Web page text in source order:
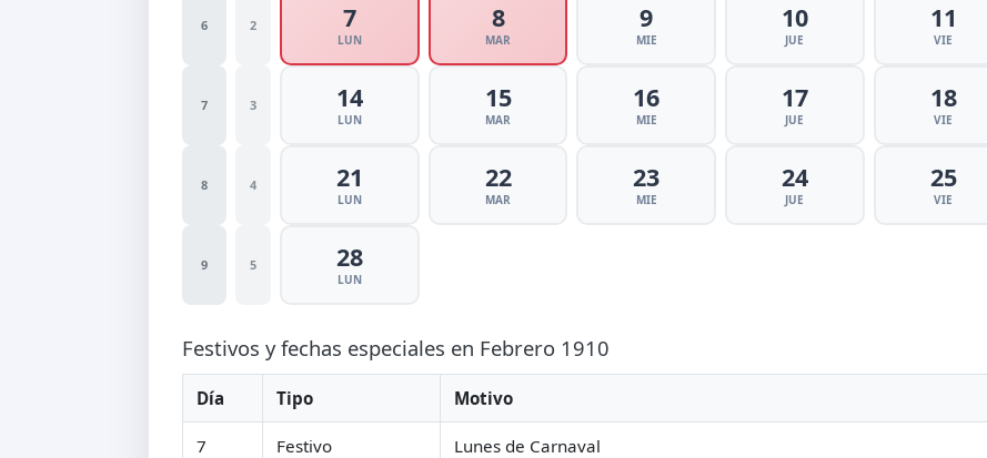
6 2 7
LUN
8
MAR
9
MIE
10
JUE
11
VIE
7 3 14
LUN
15
MAR
16
MIE
17
JUE
18
VIE
8 4 21
LUN
22
MAR
23
MIE
24
JUE
25
VIE
9 5 28
LUN
Festivos y fechas especiales en Febrero 1910
Día Tipo Motivo
7 Festivo Lunes de Carnaval